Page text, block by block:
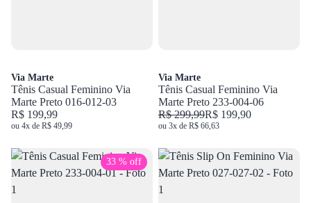
Via Marte
Tênis Casual Feminino Via
Marte Preto 016-012-03
R$ 199,99
ou 4x de R$ 49,99
Via Marte
Tênis Casual Feminino Via
Marte Preto 233-004-06
R$ 299,99R$ 199,90
ou 3x de R$ 66,63
33 % off